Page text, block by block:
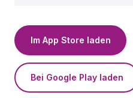
Im App Store laden
Bei Google Play laden